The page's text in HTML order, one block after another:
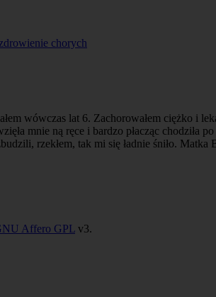
chorych
wówczas lat 6. Zachorowałem ciężko i
mnie ną ręce i bardzo płacząc
rzekłem, tak mi się ładnie śniło.
Affero GPL v3.